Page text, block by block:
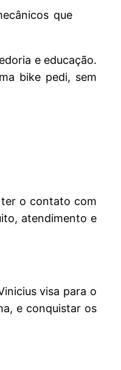
que
e educação.
bike pedi, sem
ter o contato com
atendimento e
visa para o
e conquistar os